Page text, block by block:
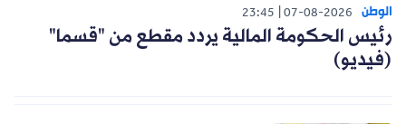
الوطن 07-08-2026
23:45
رئيس الحكومة المالية يردد مقطع من "قسما"
(فيديو)